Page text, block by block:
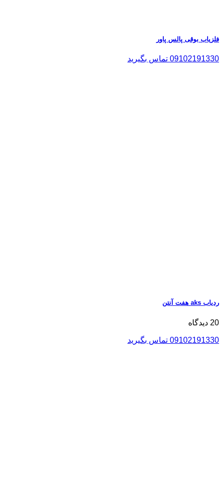
فلزیاب بوقی پالس پاور
09102191330 تماس بگیرید
ردیاب aks هفت آنتن
20 دیدگاه
09102191330 تماس بگیرید